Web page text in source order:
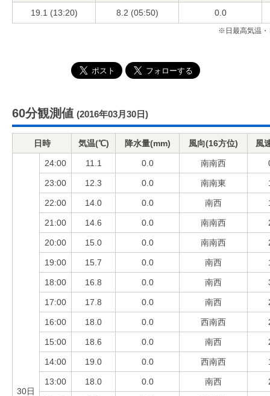
19.1 (13:20) 8.2 (05:50) 0.0
※日最高気温・
60分観測値 (2016年03月30日)
日時 気温(℃) 降水量(mm) 風向(16方位) 風
30日
24:00 11.1 0.0 南南西
23:00 12.3 0.0 南南東
22:00 14.0 0.0 南西
21:00 14.6 0.0 南南西
20:00 15.0 0.0 南南西
19:00 15.7 0.0 南西
18:00 16.8 0.0 南西
17:00 17.8 0.0 南西
16:00 18.0 0.0 西南西
15:00 18.6 0.0 南西
14:00 19.0 0.0 西南西
13:00 18.0 0.0 南西